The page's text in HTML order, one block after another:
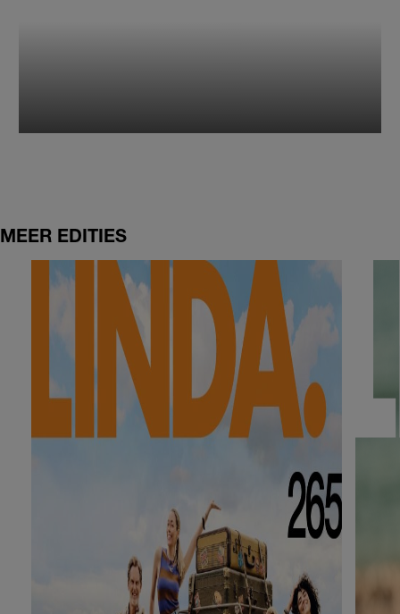
MEER EDITIES